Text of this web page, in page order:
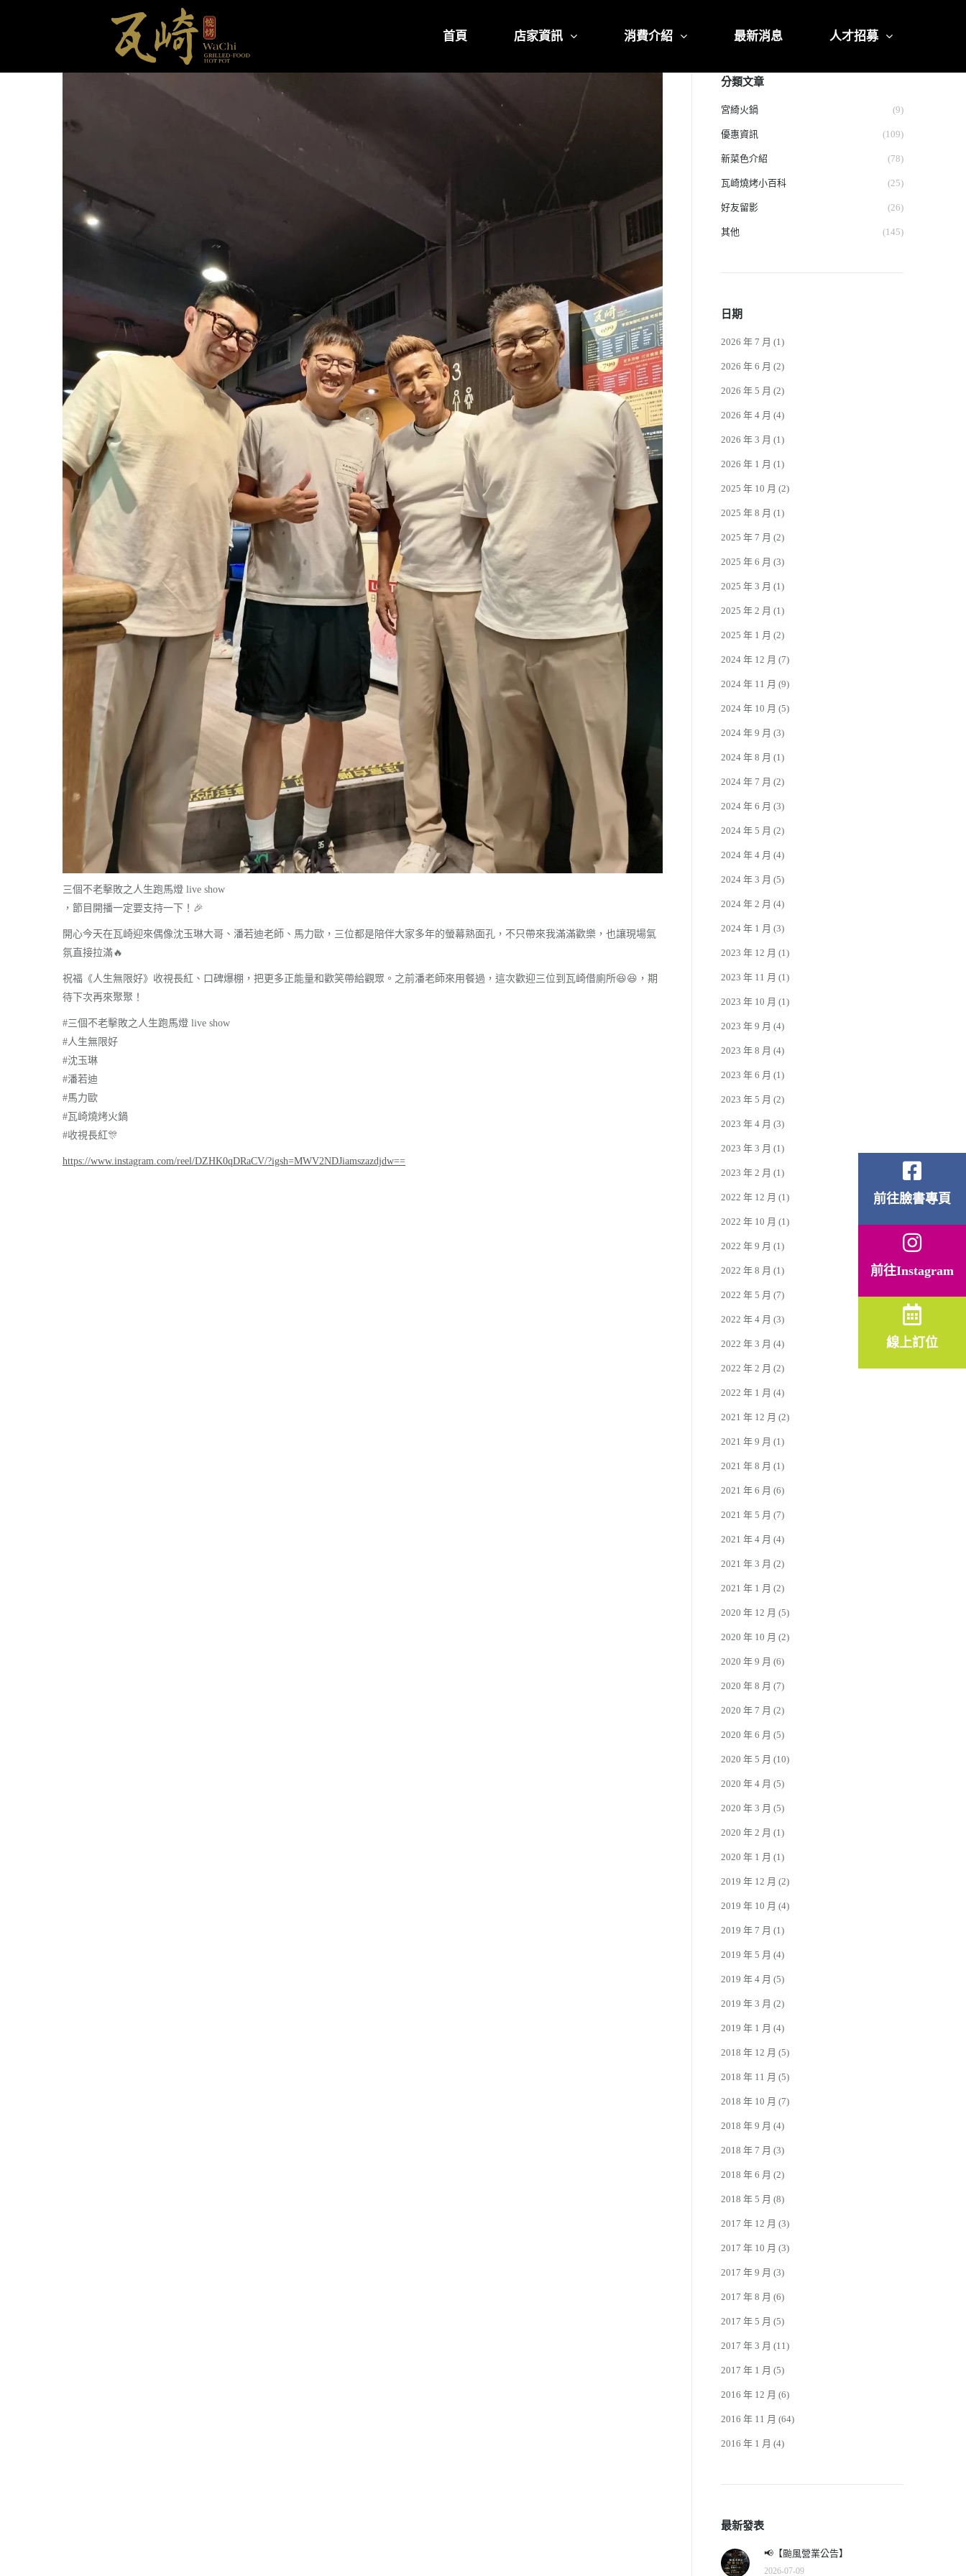
首頁 店家資訊 消費介紹 最新消息 人才招募
三個不老擊敗之人生跑馬燈 live show
，節目開播一定要支持一下！🎉
開心今天在瓦崎迎來偶像沈玉琳大哥、潘若迪老師、馬力歐，三位都是陪伴大家多年的螢幕熟面孔，不只帶來我滿滿歡樂，也讓現場氣
氛直接拉滿🔥
祝福《人生無限好》收視長紅、口碑爆棚，把更多正能量和歡笑帶給觀眾。之前潘老師來用餐過，這次歡迎三位到瓦崎借廁所😆😆，期
待下次再來聚聚！
#三個不老擊敗之人生跑馬燈 live show
#人生無限好
#沈玉琳
#潘若迪
#馬力歐
#瓦崎燒烤火鍋
#收視長紅🎊
https://www.instagram.com/reel/DZHK0qDRaCV/?igsh=MWV2NDJiamszazdjdw==
分類文章
宮綺火鍋 (9)
優惠資訊 (109)
新菜色介紹 (78)
瓦崎燒烤小百科 (25)
好友留影 (26)
其他 (145)
日期
2026 年 7 月 (1)
2026 年 6 月 (2)
2026 年 5 月 (2)
2026 年 4 月 (4)
2026 年 3 月 (1)
2026 年 1 月 (1)
2025 年 10 月 (2)
2025 年 8 月 (1)
2025 年 7 月 (2)
2025 年 6 月 (3)
2025 年 3 月 (1)
2025 年 2 月 (1)
2025 年 1 月 (2)
2024 年 12 月 (7)
2024 年 11 月 (9)
2024 年 10 月 (5)
2024 年 9 月 (3)
2024 年 8 月 (1)
2024 年 7 月 (2)
2024 年 6 月 (3)
2024 年 5 月 (2)
2024 年 4 月 (4)
2024 年 3 月 (5)
2024 年 2 月 (4)
2024 年 1 月 (3)
2023 年 12 月 (1)
2023 年 11 月 (1)
2023 年 10 月 (1)
2023 年 9 月 (4)
2023 年 8 月 (4)
2023 年 6 月 (1)
2023 年 5 月 (2)
2023 年 4 月 (3)
2023 年 3 月 (1)
2023 年 2 月 (1)
2022 年 12 月 (1)
2022 年 10 月 (1)
2022 年 9 月 (1)
2022 年 8 月 (1)
2022 年 5 月 (7)
2022 年 4 月 (3)
2022 年 3 月 (4)
2022 年 2 月 (2)
2022 年 1 月 (4)
2021 年 12 月 (2)
2021 年 9 月 (1)
2021 年 8 月 (1)
2021 年 6 月 (6)
2021 年 5 月 (7)
2021 年 4 月 (4)
2021 年 3 月 (2)
2021 年 1 月 (2)
2020 年 12 月 (5)
2020 年 10 月 (2)
2020 年 9 月 (6)
2020 年 8 月 (7)
2020 年 7 月 (2)
2020 年 6 月 (5)
2020 年 5 月 (10)
2020 年 4 月 (5)
2020 年 3 月 (5)
2020 年 2 月 (1)
2020 年 1 月 (1)
2019 年 12 月 (2)
2019 年 10 月 (4)
2019 年 7 月 (1)
2019 年 5 月 (4)
2019 年 4 月 (5)
2019 年 3 月 (2)
2019 年 1 月 (4)
2018 年 12 月 (5)
2018 年 11 月 (5)
2018 年 10 月 (7)
2018 年 9 月 (4)
2018 年 7 月 (3)
2018 年 6 月 (2)
2018 年 5 月 (8)
2017 年 12 月 (3)
2017 年 10 月 (3)
2017 年 9 月 (3)
2017 年 8 月 (6)
2017 年 5 月 (5)
2017 年 3 月 (11)
2017 年 1 月 (5)
2016 年 12 月 (6)
2016 年 11 月 (64)
2016 年 1 月 (4)
最新發表
📢【颱風營業公告】
2026-07-09
前往臉書專頁
前往Instagram
線上訂位